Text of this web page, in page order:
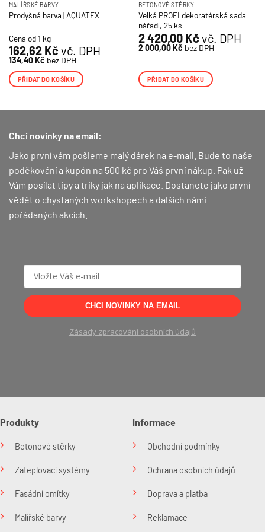
MALÍŘSKÉ BARVY
Prodyšná barva | AQUATEX
Cena od 1 kg
162,62 Kč vč. DPH
134,40Kč bez DPH
PŘIDAT DO KOŠÍKU
BETONOVÉ STĚRKY
Velká PROFI dekoratérská sada
nářadí, 25 ks
2 420,00 Kč vč. DPH
2 000,00Kč bez DPH
PŘIDAT DO KOŠÍKU
Chci novinky na email:
Jako první vám pošleme malý dárek na e-mail. Bude to naše
poděkování a kupón na 500 kč pro Váš první nákup. Pak už
Vám posílat tipy a triky jak na aplikace. Dostanete jako první
vědět o chystaných workshopech a dalších námi
pořádaných akcích.
CHCI NOVINKY NA EMAIL
Zásady zpracování osobních údajů
Produkty
Betonové stěrky
Zateplovací systémy
Fasádní omítky
Malířské barvy
Informace
Obchodní podmínky
Ochrana osobních údajů
Doprava a platba
Reklamace